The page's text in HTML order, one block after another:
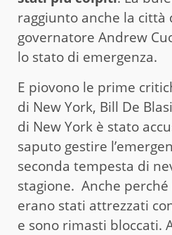
raggiunto anche la città
governatore Andrew
lo stato di emergenza.
E piovono le prime
di New York, Bill De
di New York è stato
saputo gestire
seconda tempesta di
stagione. Anche
erano stati attrezzati
e sono rimasti bloccati.